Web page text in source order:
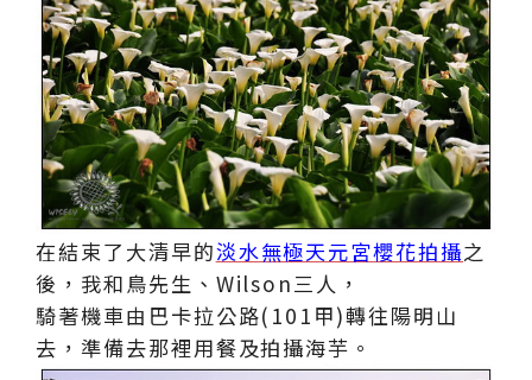
在結束了大清早的淡水無極天元宮櫻花拍攝之
後，我和鳥先生、Wilson三人，
騎著機車由巴卡拉公路(101甲)轉往陽明山
去，準備去那裡用餐及拍攝海芋。